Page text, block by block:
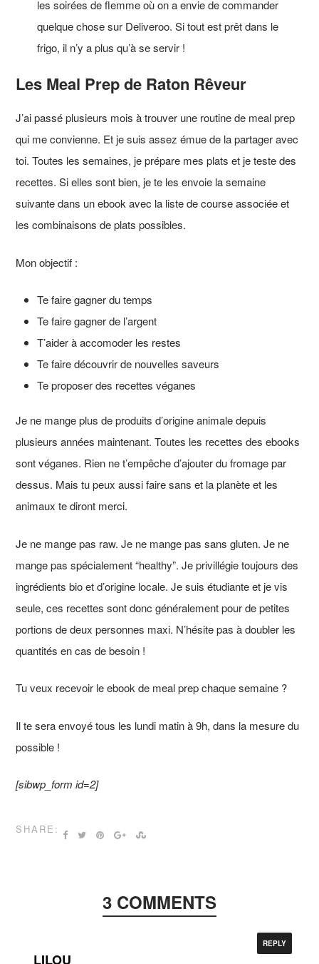
les soirées de flemme où on a envie de commander
quelque chose sur Deliveroo. Si tout est prêt dans le
frigo, il n’y a plus qu’à se servir !
Les Meal Prep de Raton Rêveur
J’ai passé plusieurs mois à trouver une routine de meal prep
qui me convienne. Et je suis assez émue de la partager avec
toi. Toutes les semaines, je prépare mes plats et je teste des
recettes. Si elles sont bien, je te les envoie la semaine
suivante dans un ebook avec la liste de course associée et
les combinaisons de plats possibles.
Mon objectif :
Te faire gagner du temps
Te faire gagner de l’argent
T’aider à accomoder les restes
Te faire découvrir de nouvelles saveurs
Te proposer des recettes véganes
Je ne mange plus de produits d’origine animale depuis
plusieurs années maintenant. Toutes les recettes des ebooks
sont véganes. Rien ne t’empêche d’ajouter du fromage par
dessus. Mais tu peux aussi faire sans et la planète et les
animaux te diront merci.
Je ne mange pas raw. Je ne mange pas sans gluten. Je ne
mange pas spécialement “healthy”. Je privillégie toujours des
ingrédients bio et d’origine locale. Je suis étudiante et je vis
seule, ces recettes sont donc généralement pour de petites
portions de deux personnes maxi. N’hésite pas à doubler les
quantités en cas de besoin !
Tu veux recevoir le ebook de meal prep chaque semaine ?
Il te sera envoyé tous les lundi matin à 9h, dans la mesure du
possible !
[sibwp_form id=2]
SHARE:
3 COMMENTS
LILOU
REPLY